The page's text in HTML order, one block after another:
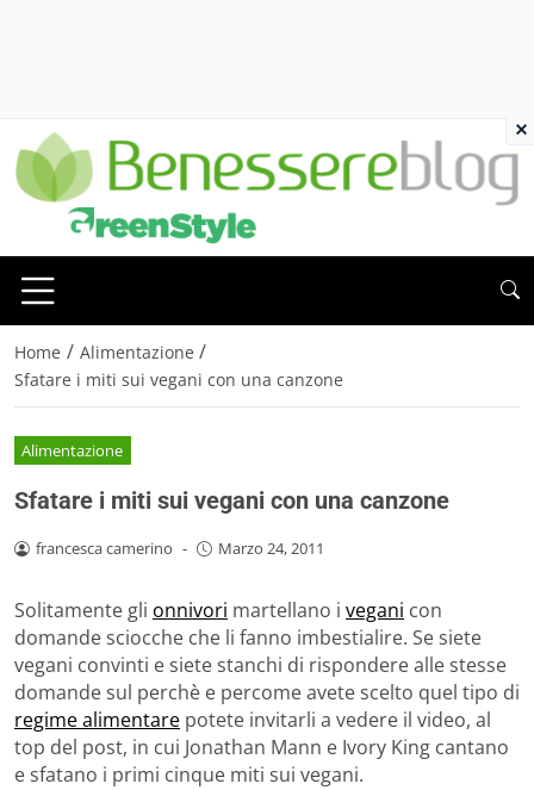
Home / Alimentazione /
Sfatare i miti sui vegani con una canzone
Alimentazione
Sfatare i miti sui vegani con una canzone
francesca camerino - Marzo 24, 2011
Solitamente gli onnivori martellano i vegani con
domande sciocche che li fanno imbestialire. Se siete
vegani convinti e siete stanchi di rispondere alle stesse
domande sul perchè e percome avete scelto quel tipo di
regime alimentare potete invitarli a vedere il video, al
top del post, in cui Jonathan Mann e Ivory King cantano
e sfatano i primi cinque miti sui vegani.
×